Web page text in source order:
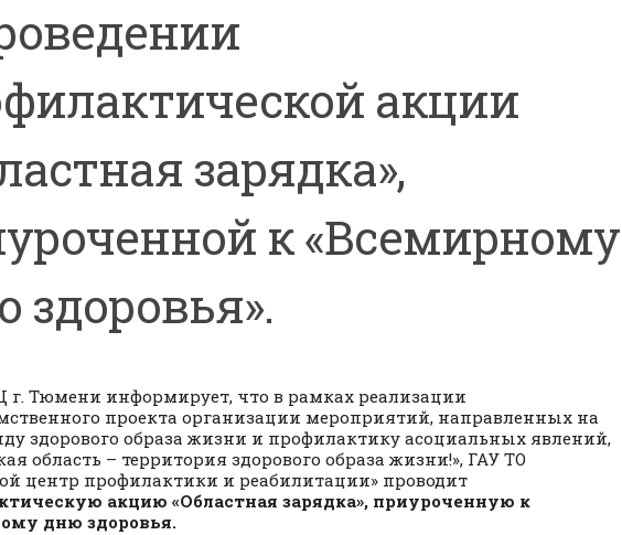
акции
зарядка»,
к «Всемирному
здоровья».
Тюмени информирует, что в рамках реализации
проекта организации мероприятий, направленных на
здорового образа жизни и профилактику асоциальных явлений,
область – территория здорового образа жизни!», ГАУ ТО
центр профилактики и реабилитации» проводит
акцию «Областная зарядка», приуроченную к
дню здоровья.